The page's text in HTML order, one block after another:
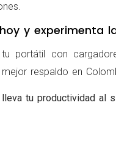
y experimenta
portátil con
respaldo en
lleva tu productividad al